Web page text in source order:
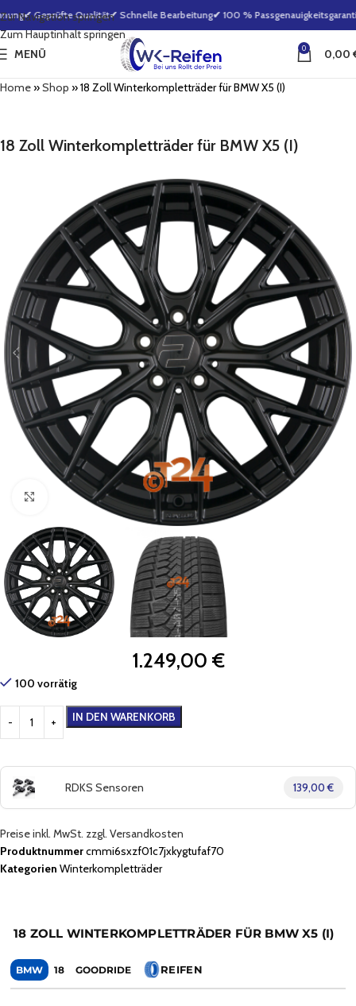
Zur Navigation springen
Zum Hauptinhalt springen
✔ Geprüfte Qualität✔ Schnelle Bearbeitung✔ 100 % Passgenauigkeitsgarantie
MENÜ 0 0,00
Home»Shop »18 Zoll Winterkompletträder für BMW X5 (I)
18 Zoll Winterkompletträder für BMW X5 (I)
Zum Vergrößern klicken
1.249,00 €
100 vorrätig
IN DEN WARENKORB
RDKS Sensoren 139,00 €
Preise inkl. MwSt. zzgl. Versandkosten
Produktnummercmmi6sxzf01c7jxkygtufaf70
Kategorien Winterkompletträder
18 ZOLL WINTERKOMPLETTRÄDER FÜR BMW X5 (I)
BMW 18 GOODRIDE REIFEN